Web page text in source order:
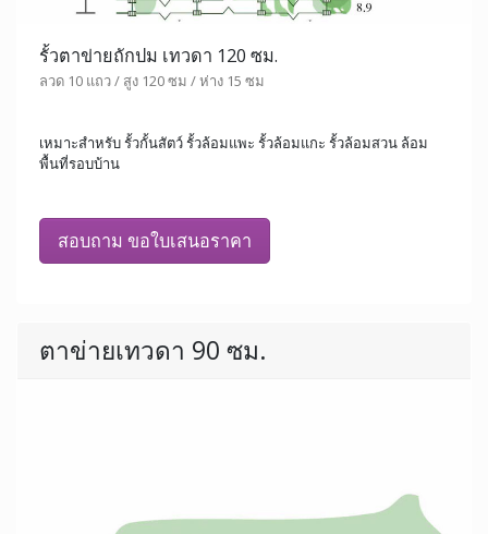
รั้วตาข่ายถักปม เทวดา 120 ซม.
ลวด 10 แถว / สูง 120 ซม / ห่าง 15 ซม
เหมาะสำหรับ รั้วกั้นสัตว์ รั้วล้อมแพะ รั้วล้อมแกะ รั้วล้อมสวน ล้อม
พื้นที่รอบบ้าน
สอบถาม ขอใบเสนอราคา
ตาข่ายเทวดา 90 ซม.